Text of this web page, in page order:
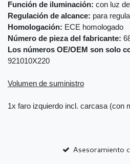
Función de iluminación: con luz
Regulación de alcance: para
Homologación: ECE homologado
Número de pieza del fabricante:
Los números OE/OEM son solo
921010X220
Volumen de suministro
1x faro izquierdo incl. carcasa (con
Asesoramiento